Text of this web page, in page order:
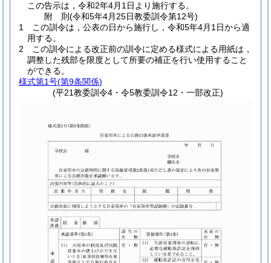
この告示は，令和2年4月1日より施行する。
附 則(令和5年4月25日教委訓令第12号)
1
この訓令は，公表の日から施行し，令和5年4月1日から適
用する。
2
この訓令による改正前の訓令に定める様式による用紙は，
調整した残部を限度として所要の補正を行い使用すること
ができる。
様式第1号(第9条関係)
(平21教委訓令4・令5教委訓令12・一部改正)